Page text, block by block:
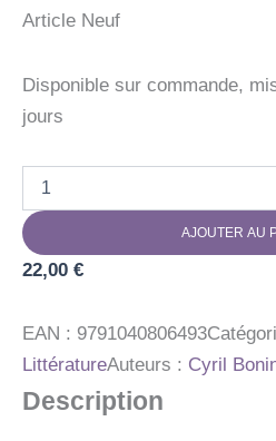
Article Neuf
Disponible sur commande,
jours
KARL
AJOUTER AU
22,00 €
EAN : 9791040806493
LittératureAuteurs : Cyril
Description